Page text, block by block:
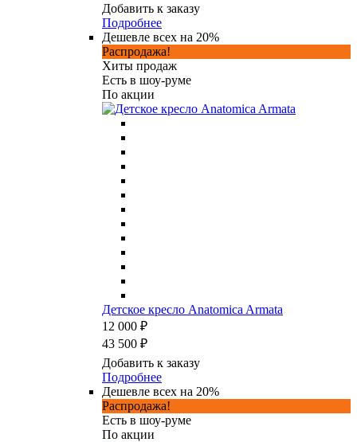
Добавить к заказу
Подробнее
Дешевле всех на 20%
Распродажа!
Хиты продаж
Есть в шоу-руме
По акции
Детское кресло Anatomica Armata
12 000 ₽
43 500 ₽
Добавить к заказу
Подробнее
Дешевле всех на 20%
Распродажа!
Есть в шоу-руме
По акции